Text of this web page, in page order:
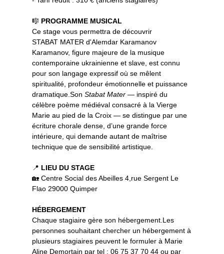
🎼 PROGRAMME MUSICAL
Ce stage vous permettra de découvrir
STABAT MATER d'Alemdar Karamanov
Karamanov, figure majeure de la musique
contemporaine ukrainienne et slave, est connu
pour son langage expressif où se mêlent
spiritualité, profondeur émotionnelle et puissance
dramatique.Son Stabat Mater — inspiré du
célèbre poème médiéval consacré à la Vierge
Marie au pied de la Croix — se distingue par une
écriture chorale dense, d’une grande force
intérieure, qui demande autant de maîtrise
technique que de sensibilité artistique.
📍 LIEU DU STAGE
🏡 Centre Social des Abeilles 4,rue Sergent Le
Flao 29000 Quimper
HÉBERGEMENT
Chaque stagiaire gère son hébergement.Les
personnes souhaitant chercher un hébergement à
plusieurs stagiaires peuvent le formuler à Marie
Aline Demortain par tel : 06 75 37 70 44 ou par